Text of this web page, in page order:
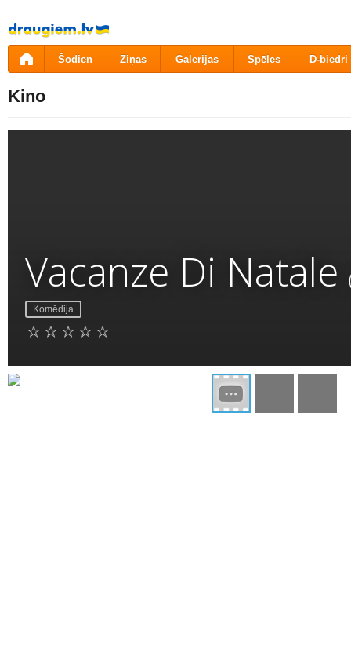
Pāriet
uz
saturu
Šodien Ziņas Galerijas Spēles D-biedri
Kino
Vacanze Di Natale
Komēdija